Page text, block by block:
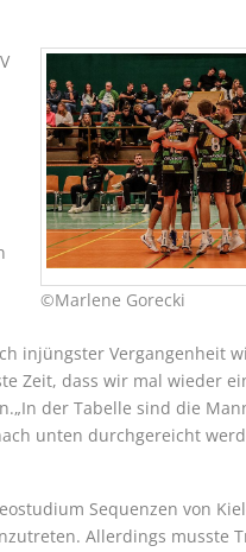
©Marlene Gorecki
injüngster Vergangenheit
Zeit, dass wir mal wieder
der Tabelle sind die
unten durchgereicht
Sequenzen von
Allerdings musste